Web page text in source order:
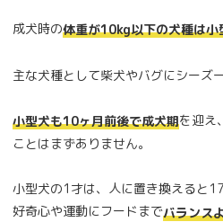
成犬時の体重が10kg以下の犬種は小
主な犬種として柴犬やバグにシーズ
小型犬も10ヶ月前後で成犬期を迎え
ことはまずありません。
小型犬の1才は、人に置き換えると
好奇心や運動にフードまでバランス